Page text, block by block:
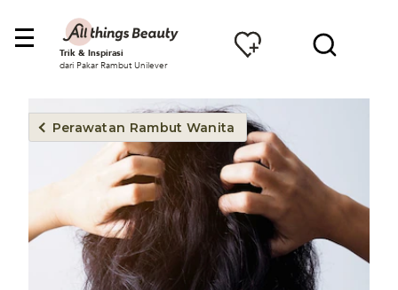
Trik & Inspirasi
dari Pakar Rambut Unilever
Perawatan Rambut Wanita